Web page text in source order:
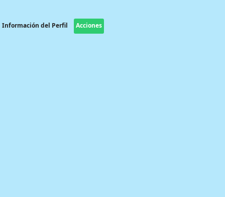
Información del Perfil Acciones